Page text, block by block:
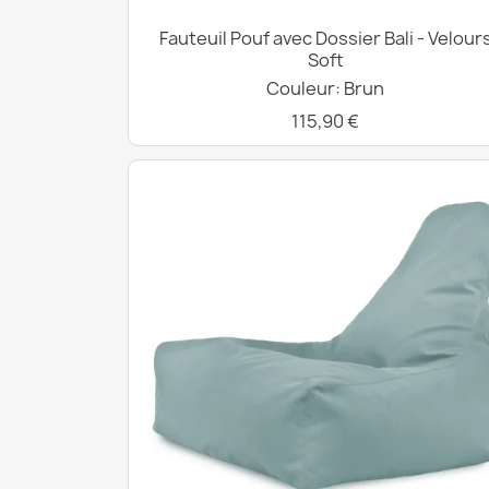
Fauteuil Pouf avec Dossier Bali -
Soft
Couleur: Brun
115,90 €